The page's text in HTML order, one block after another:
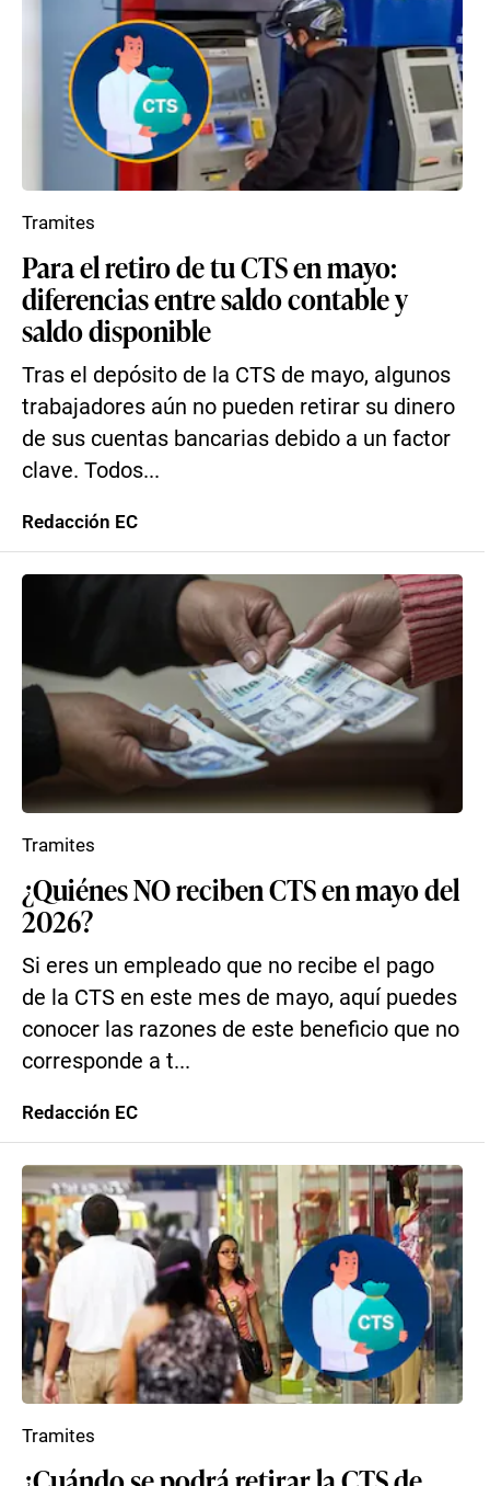
Para el retiro de tu CTS en mayo:
diferencias entre saldo contable y
saldo disponible
Tras el depósito de la CTS de mayo, algunos
trabajadores aún no pueden retirar su dinero
de sus cuentas bancarias debido a un factor
clave. Todos...
Tramites
Redacción EC
¿Quiénes NO reciben CTS en mayo del
2026?
Si eres un empleado que no recibe el pago
de la CTS en este mes de mayo, aquí puedes
conocer las razones de este beneficio que no
corresponde a t...
Tramites
Redacción EC
Tramites